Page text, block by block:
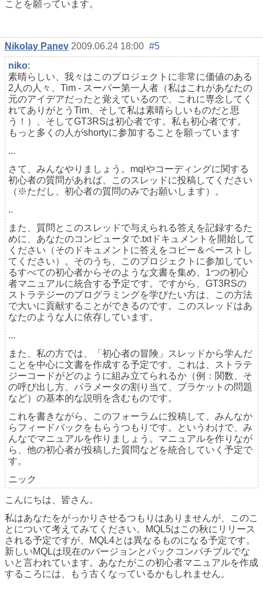
ことを願っています。
Nikolay Panev 2009.06.24 18:00 #5
niko:
素晴らしい、我々はこのプロジェクトに非常に価値のある
2人の人々、Tim - スーパー第一人者（私はこれがあなたの
元のアイデアだったと覚えているので、これに専念してく
れてありがとうTim、そして私は素晴らしいものだと思
う！）、そしてGT3RSは初心者です。私も初心者です。
もっと多くの人がshortyに参加することを願っています
...
さて、みんなやりましょう。mqlやコーディングに関する
初心者の質問があれば、このスレッドに投稿してください
（※ただし、初心者の質問のみでお願いします）。
..
また、質問とこのスレッドで与えられる答えを記録するた
めに、あなたのコンピュータで.txtドキュメントを開始して
ください（そのドキュメントに答えをコピー＆ペーストし
てください）。そのうち、このプロジェクトに参加してい
るすべての初心者からそのような文書を集め、1つの初心
者マニュアルに統合する予定です。ですから、GT3RSの
ストラテジーのプログラミングを学びたい方は、この方法
で大いに貢献することができるのです。このスレッドはあ
なたのような人に依存しています。
...
また、私の方では、「初心者の冒険」スレッドから学んだ
ことを中心に文書を作成する予定です。これは、ストラテ
ジーコードがどのように組み立てられるか（例：関数、そ
の呼び出し方、パラメータの割り当て、ブラケットの問題
など）の基本的な説明を含むものです。
これを書きながら、このフォーラムに投稿して、みんなか
らフィードバックをもらうつもりです。というわけで、み
んなでマニュアルを作りましょう。マニュアルを作りなが
ら、他の初心者が投稿した質問などを統合していく予定で
す。
ニック
こんにちは、皆さん。
私はあなたをがっかりさせるつもりはありませんが、このこ
とについて考えてみてください。MQL5はこの秋にリリース
される予定ですが、MQL4とは異なるものになる予定です。
新しいMQLは現在のバージョンとバックコンパチブルでな
いと言われています。あなたがこの初心者マニュアルを作成
するころには、もう古くなっているかもしれません。